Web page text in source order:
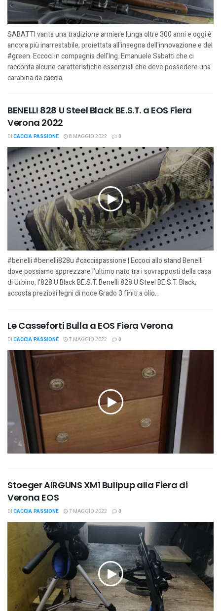
SABATTI vanta una tradizione armiere lunga oltre 300 anni e oggi è
ancora più inarrestabile, proiettata all'insegna dell'innovazione e del
#green. Eccoci in compagnia dell'Ing. Emanuele Sabatti che ci
racconta alcune caratteristiche essenziali che deve possedere una
carabina da caccia.
BENELLI 828 U Steel Black BE.S.T. a EOS Fiera
Verona 2022
DI CACCIA PASSIONE 8 MAGGIO 2022 0
#benelli #benelli828u #cacciapassione | Eccoci allo stand Benelli
dove possiamo apprezzare l'ultimo nato tra i sovrapposti della casa
di Urbino, l'828 U Black BE.S.T. Benelli 828 U Steel BE.S.T. Black,
accosta preziosi legni di noce Grado 3 finiti a olio...
Le Casseforti Bulla a EOS Fiera Verona
DI CACCIA PASSIONE 7 MAGGIO 2022 0
Stoeger AIRGUNS XM1 Bullpup alla Fiera di
Verona EOS
DI CACCIA PASSIONE 7 MAGGIO 2022 0